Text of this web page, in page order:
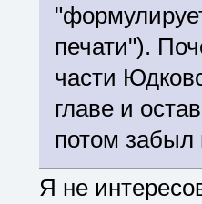
печати").
части
главе и
потом забыл
Я не